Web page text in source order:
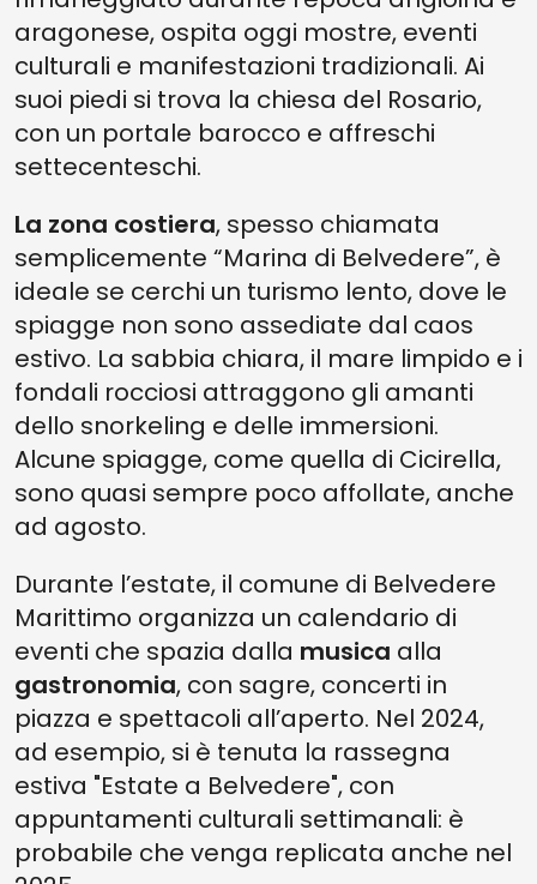
aragonese, ospita oggi mostre, eventi
culturali e manifestazioni tradizionali. Ai
suoi piedi si trova la chiesa del Rosario,
con un portale barocco e affreschi
settecenteschi.
La zona costiera, spesso chiamata
semplicemente “Marina di Belvedere”, è
ideale se cerchi un turismo lento, dove le
spiagge non sono assediate dal caos
estivo. La sabbia chiara, il mare limpido e i
fondali rocciosi attraggono gli amanti
dello snorkeling e delle immersioni.
Alcune spiagge, come quella di Cicirella,
sono quasi sempre poco affollate, anche
ad agosto.
Durante l’estate, il comune di Belvedere
Marittimo organizza un calendario di
eventi che spazia dalla musica alla
gastronomia, con sagre, concerti in
piazza e spettacoli all’aperto. Nel 2024,
ad esempio, si è tenuta la rassegna
estiva "Estate a Belvedere", con
appuntamenti culturali settimanali: è
probabile che venga replicata anche nel